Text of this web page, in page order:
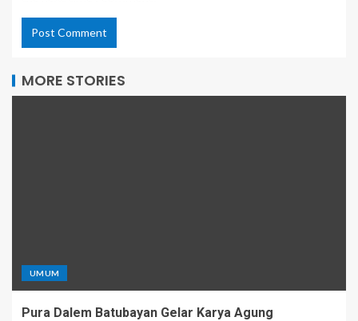
MORE STORIES
UMUM
Pura Dalem Batubayan Gelar Karya Agung